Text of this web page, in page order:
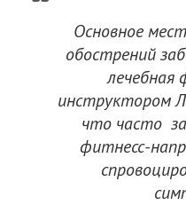
Основное
обострений
лечебная
инструктором
что часто
фитнесс-